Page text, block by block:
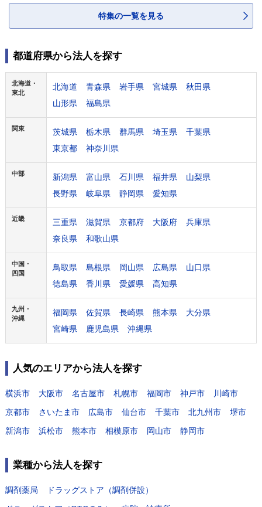
特集の一覧を見る
都道府県から法人を探す
北海道・
東北
北海道 青森県 岩手県 宮城県
秋田県
山形県
福島県
関東 茨城県 栃木県 群馬県 埼玉県
千葉県
東京都
神奈川県
中部 新潟県 富山県 石川県 福井県
山梨県
長野県
岐阜県 静岡県 愛知県
近畿 三重県 滋賀県 京都府 大阪府
兵庫県
奈良県
和歌山県
中国・
四国
鳥取県 島根県 岡山県 広島県
山口県
徳島県
香川県 愛媛県 高知県
九州・
沖縄
福岡県 佐賀県 長崎県 熊本県
大分県
宮崎県
鹿児島県 沖縄県
人気のエリアから法人を探す
横浜市 大阪市 名古屋市 札幌市 福岡市 神戸市
川崎市
京都市
さいたま市 広島市 仙台市 千葉市 北九州市
堺市
新潟市
浜松市 熊本市 相模原市 岡山市 静岡市
業種から法人を探す
調剤薬局
ドラッグストア（調剤併設）